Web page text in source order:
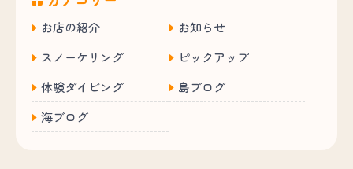
お店の紹介
お知らせ
スノーケリング
ピックアップ
体験ダイビング
島ブログ
海ブログ